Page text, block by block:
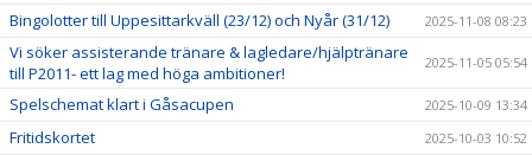
Bingolotter till Uppesittarkväll (23/12) och Nyår (31/12) 2025-11-08 08:23
Vi söker assisterande tränare & lagledare/hjälptränare
till P2011- ett lag med höga ambitioner!
2025-11-05 05:54
Spelschemat klart i Gåsacupen 2025-10-09 13:34
Fritidskortet 2025-10-03 10:52